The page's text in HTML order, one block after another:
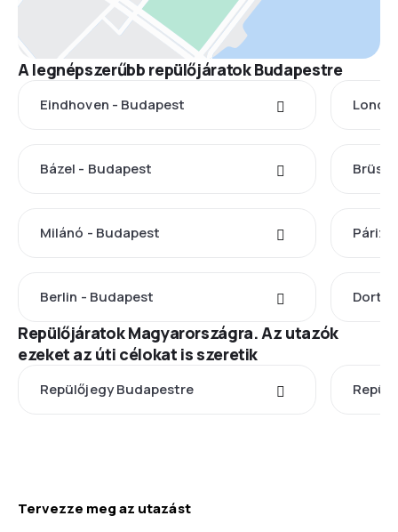
A legnépszerűbb repülőjáratok Budapestre
Eindhoven - Budapest
Bázel - Budapest
Milánó - Budapest
Berlin - Budapest
Repülőjáratok Magyarországra. Az utazók
ezeket az úti célokat is szeretik
Repülőjegy Budapestre
Tervezze meg az utazást